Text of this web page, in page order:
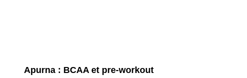
Apurna : BCAA et pre-workout